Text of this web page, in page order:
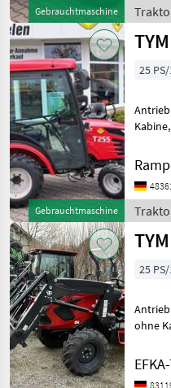
Gebrauchtmaschine
Gebrauchtmaschine
25
Kabine,
25
ohne
km/h: